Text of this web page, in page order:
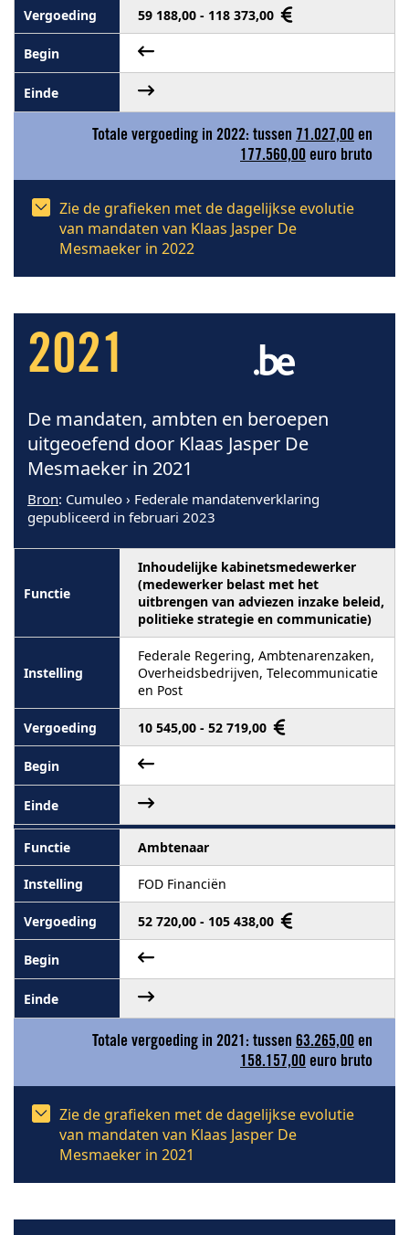
59 188,00 - 118 373,00
Totale vergoeding in 2022: tussen 71.027,00 en
177.560,00 euro bruto
Zie de grafieken met de dagelijkse evolutie
van mandaten van Klaas Jasper De
Mesmaeker in 2022
2021
De mandaten, ambten en beroepen
uitgeoefend door Klaas Jasper De
Mesmaeker in 2021
Bron: Cumuleo › Federale mandatenverklaring
gepubliceerd in februari 2023
Inhoudelijke kabinetsmedewerker
(medewerker belast met het
uitbrengen van adviezen inzake beleid,
politieke strategie en communicatie)
Federale Regering, Ambtenarenzaken,
Overheidsbedrijven, Telecommunicatie
en Post
10 545,00 - 52 719,00
Ambtenaar
FOD Financiën
52 720,00 - 105 438,00
Totale vergoeding in 2021: tussen 63.265,00 en
158.157,00 euro bruto
Zie de grafieken met de dagelijkse evolutie
van mandaten van Klaas Jasper De
Mesmaeker in 2021